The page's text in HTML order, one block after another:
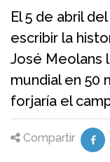
El 5 de abril
escribir la
José Meolans
mundial en 50
forjaría el
Compartir